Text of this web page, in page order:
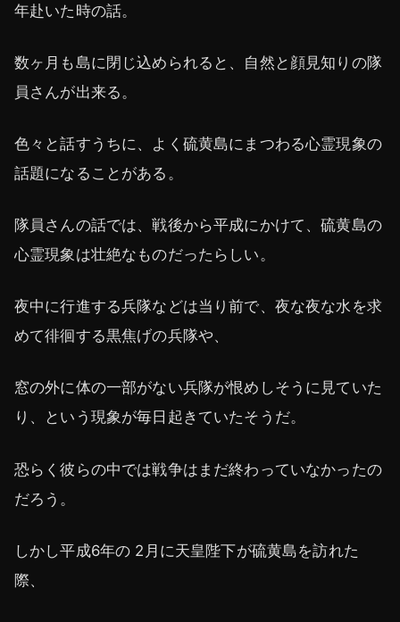
年赴いた時の話。
数ヶ月も島に閉じ込められると、自然と顔見知りの隊
員さんが出来る。
色々と話すうちに、よく硫黄島にまつわる心霊現象の
話題になることがある。
隊員さんの話では、戦後から平成にかけて、硫黄島の
心霊現象は壮絶なものだったらしい。
夜中に行進する兵隊などは当り前で、夜な夜な水を求
めて徘徊する黒焦げの兵隊や、
窓の外に体の一部がない兵隊が恨めしそうに見ていた
り、という現象が毎日起きていたそうだ。
恐らく彼らの中では戦争はまだ終わっていなかったの
だろう。
しかし平成6年の 2月に天皇陛下が硫黄島を訪れた
際、